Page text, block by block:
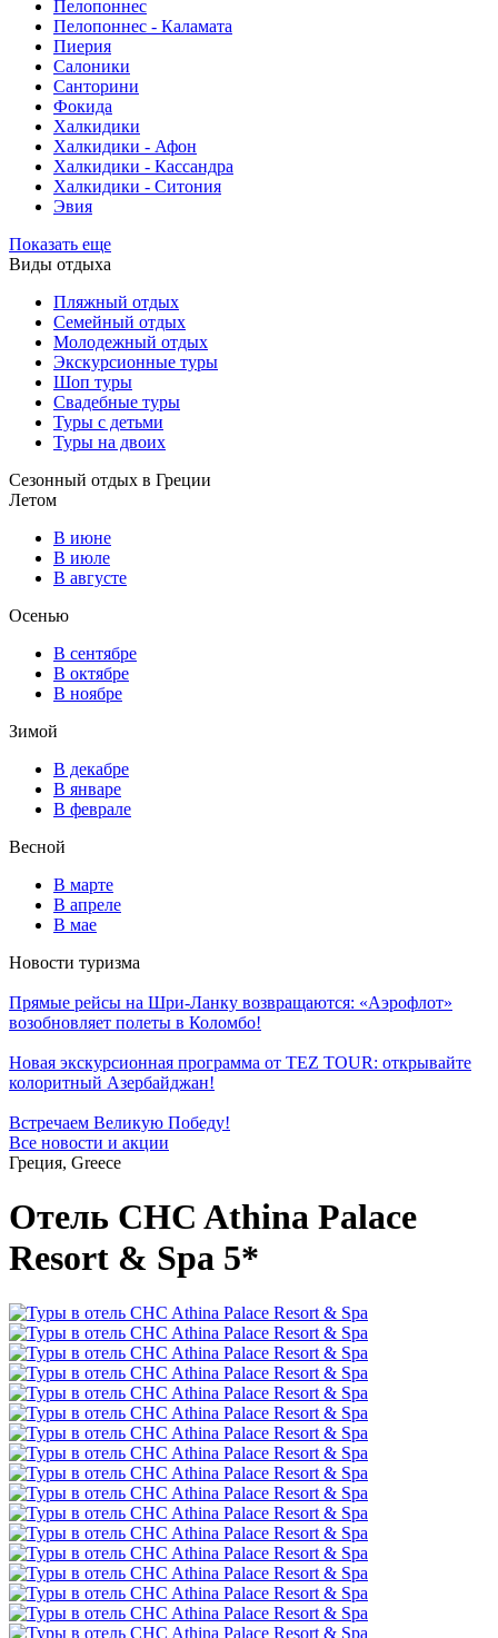
Пелопоннес
Пелопоннес - Каламата
Пиерия
Салоники
Санторини
Фокида
Халкидики
Халкидики - Афон
Халкидики - Кассандра
Халкидики - Ситония
Эвия
Показать еще
Виды отдыха
Пляжный отдых
Семейный отдых
Молодежный отдых
Экскурсионные туры
Шоп туры
Свадебные туры
Туры с детьми
Туры на двоих
Сезонный отдых в Греции
Летом
В июне
В июле
В августе
Осенью
В сентябре
В октябре
В ноябре
Зимой
В декабре
В январе
В феврале
Весной
В марте
В апреле
В мае
Новости туризма
Прямые рейсы на Шри-Ланку возвращаются: «Аэрофлот»
возобновляет полеты в Коломбо!
Новая экскурсионная программа от TEZ TOUR: открывайте
колоритный Азербайджан!
Встречаем Великую Победу!
Все новости и акции
Греция, Greece
Отель CHC Athina Palace
Resort & Spa 5*